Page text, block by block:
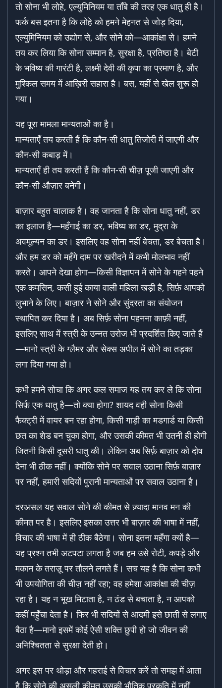
तो सोना भी लोहे, एल्युमिनियम या ताँबे की तरह एक धातु ही है।
फर्क बस इतना है कि लोहे को हमने मेहनत से जोड़ दिया,
एल्युमिनियम को उद्योग से, और सोने को—आकांक्षा से। हमने
तय कर लिया कि सोना सम्मान है, सुरक्षा है, प्रतिष्ठा है। बेटी
के भविष्य की गारंटी है, लक्ष्मी देवी की कृपा का प्रमाण है, और
मुश्किल समय में आख़िरी सहारा है। बस, यहीं से खेल शुरू हो
गया।
यह पूरा मामला मान्यताओं का है।
मान्यताएँ तय करती हैं कि कौन-सी धातु तिजोरी में जाएगी और
कौन-सी कबाड़ में।
मान्यताएँ ही तय करती हैं कि कौन-सी चीज़ पूजी जाएगी और
कौन-सी औज़ार बनेगी।
बाज़ार बहुत चालाक है। वह जानता है कि सोना धातु नहीं, डर
का इलाज है—महँगाई का डर, भविष्य का डर, मुद्रा के
अवमूल्यन का डर। इसलिए वह सोना नहीं बेचता, डर बेचता है।
और हम डर को महँगे दाम पर खरीदने में कभी मोलभाव नहीं
करते। आपने देखा होगा—किसी विज्ञापन में सोने के गहने पहने
एक कमसिन, कसी हुई काया वाली महिला खड़ी है, सिर्फ़ आपको
लुभाने के लिए। बाज़ार ने सोने और सुंदरता का संयोजन
स्थापित कर दिया है। अब सिर्फ़ सोना पहनना काफ़ी नहीं,
इसलिए साथ में स्त्री के उन्नत उरोज भी प्रदर्शित किए जाते हैं
—मानो स्त्री के ग्लैमर और सेक्स अपील में सोने का तड़का
लगा दिया गया हो।
कभी हमने सोचा कि अगर कल समाज यह तय कर ले कि सोना
सिर्फ़ एक धातु है—तो क्या होगा? शायद वही सोना किसी
फैक्ट्री में वायर बन रहा होगा, किसी गाड़ी का मडगार्ड या किसी
छत का शेड बन चुका होगा, और उसकी कीमत भी उतनी ही होगी
जितनी किसी दूसरी धातु की। लेकिन अब सिर्फ़ बाज़ार को दोष
देना भी ठीक नहीं। क्योंकि सोने पर सवाल उठाना सिर्फ़ बाज़ार
पर नहीं, हमारी सदियों पुरानी मान्यताओं पर सवाल उठाना है।
दरअसल यह सवाल सोने की कीमत से ज़्यादा मानव मन की
कीमत पर है। इसलिए इसका उत्तर भी बाज़ार की भाषा में नहीं,
विचार की भाषा में ही ठीक बैठेगा। सोना इतना महँगा क्यों है—
यह प्रश्न तभी अटपटा लगता है जब हम उसे रोटी, कपड़े और
मकान के तराज़ू पर तौलने लगते हैं। सच यह है कि सोना कभी
भी उपयोगिता की चीज़ नहीं रहा; वह हमेशा आकांक्षा की चीज़
रहा है। यह न भूख मिटाता है, न ठंड से बचाता है, न आपको
कहीं पहुँचा देता है। फिर भी सदियों से आदमी इसे छाती से लगाए
बैठा है—मानो इसमें कोई ऐसी शक्ति छुपी हो जो जीवन की
अनिश्चितता से सुरक्षा देती हो।
अगर इस पर थोड़ा और गहराई से विचार करें तो समझ में आता
है कि सोने की असली कीमत उसकी भौतिक प्रकृति में नहीं,